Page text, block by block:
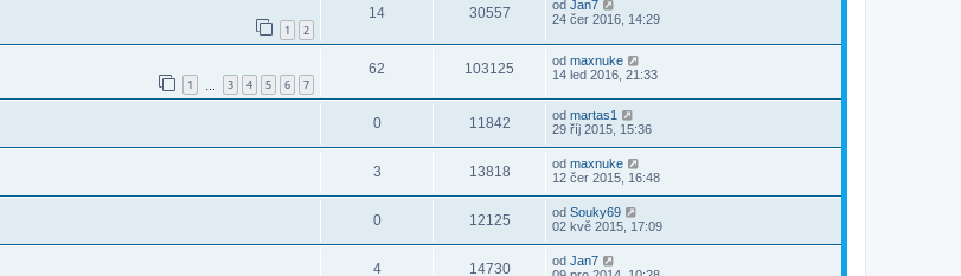
1 2
14 30557 od Jan7
24 čer 2016, 14:29
1 3 4 5 6 7
62 103125 od maxnuke
14 led 2016, 21:33
0 11842 od martas1
29 říj 2015, 15:36
3 13818 od maxnuke
12 čer 2015, 16:48
0 12125 od Souky69
02 kvě 2015, 17:09
4 14730 od Jan7